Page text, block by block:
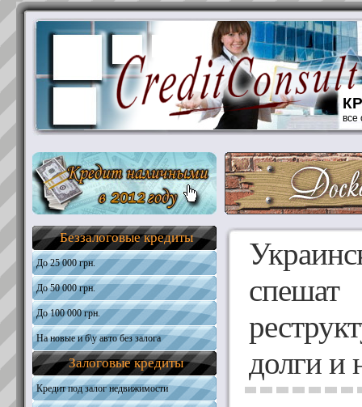
все
Беззалоговые кредиты
До 25 000 грн.
Общая информация
Требования к кандидатам
Необходимые документы
Получить кредит
До 50 000 грн.
Общая информация
Требования к кандидатам
Необходимые документы
Получить кредит
До 100 000 грн.
Общая информация
Требования к кандидатам
Необходимые документы
Получить кредит
На новые и б\у авто без залога
Общая информация
Требования к кандидатам
Необходимые документы
Залоговые кредиты
Кредит под залог недвижимости
спешат
долги и